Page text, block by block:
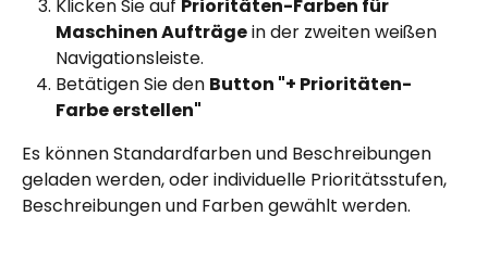
Klicken Sie auf Prioritäten-Farben für
Maschinen Aufträge in der zweiten weißen
Navigationsleiste.
Betätigen Sie den Button "+ Prioritäten-
Farbe erstellen"
Es können Standardfarben und Beschreibungen
geladen werden, oder individuelle Prioritätsstufen,
Beschreibungen und Farben gewählt werden.